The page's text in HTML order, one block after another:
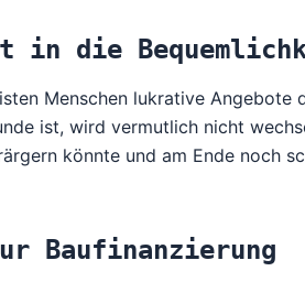
in die
Menschen lukrative
ist, wird vermutlich nicht
könnte und am Ende noch
Baufinanzierung